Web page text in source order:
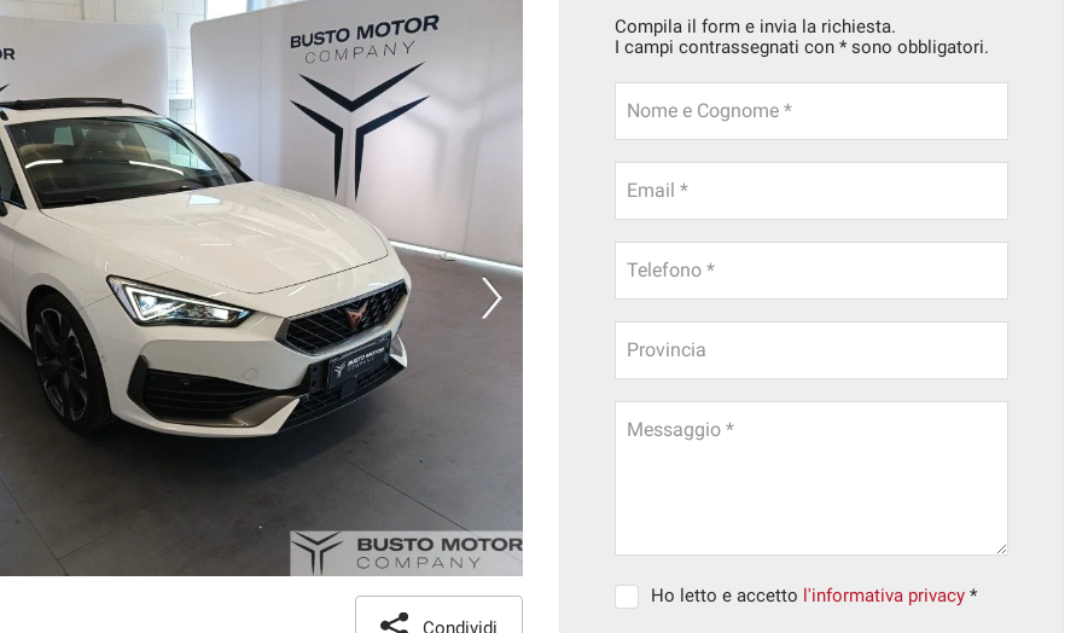
Condividi
Compila il form e invia la richiesta.
I campi contrassegnati con * sono obbligatori.
Nome e Cognome *
Email *
Telefono *
Provincia
Messaggio *
Ho letto e accetto l'informativa privacy *